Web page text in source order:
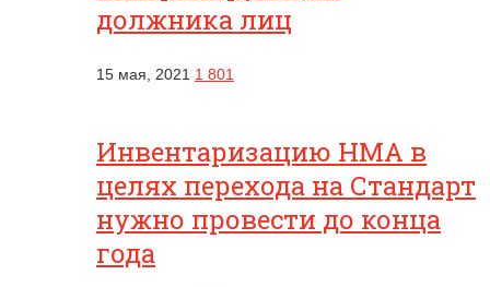
должника лиц
15 мая, 2021 1 801
Инвентаризацию НМА в
целях перехода на Стандарт
нужно провести до конца
года